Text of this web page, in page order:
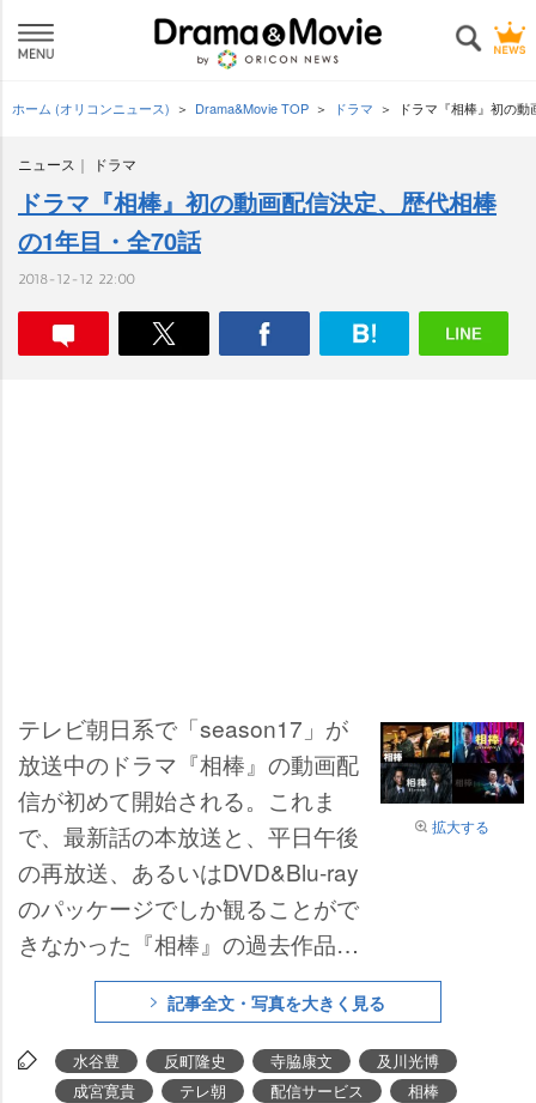
ホーム (オリコンニュース) Drama&Movie TOP ドラマ ドラマ『相棒』初の
ニュース ドラマ
ドラマ『相棒』初の動画配信決定、歴代相棒
の1年目・全70話
2018-12-12 22:00
拡大する
テレビ朝日系で「season17」が
放送中のドラマ『相棒』の動画配
信が初めて開始される。これま
で、最新話の本放送と、平日午後
の再放送、あるいはDVD&Blu-ray
のパッケージでしか観ることがで
きなかった『相棒』の過去作品。
21日正午から「テレ朝動画」、
「AbemaTV」、「ビデオパス」
の3つのプラットフォームで。
記事全文・写真を大きく見る
水谷豊 反町隆史 寺脇康文
及川光博
成宮寛貴
テレ朝 配信サービス
相棒